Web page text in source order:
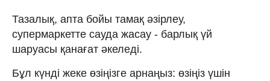
Тазалық, апта бойы тамақ әзірлеу,
супермаркетте сауда жасау - барлық үй
шаруасы қанағат әкеледі.
Бұл күнді жеке өзіңізге арнаңыз: өзіңіз үшін